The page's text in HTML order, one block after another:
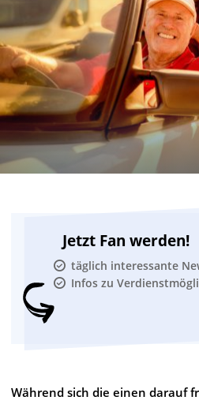
Jetzt Fan werden!
täglich interessante
Infos zu
Während sich die einen darauf